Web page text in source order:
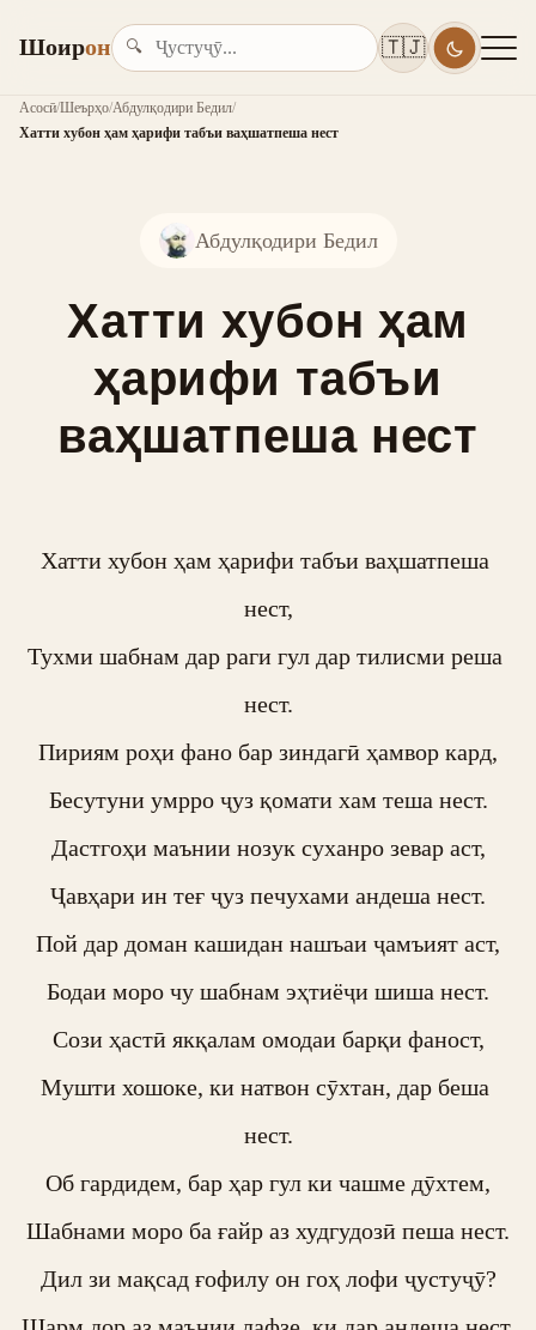
Шоирон 🔍 🇹🇯
Асосӣ/Шеърҳо/Абдулқодири Бедил/
Хатти хубон ҳам ҳарифи табъи ваҳшатпеша нест
Абдулқодири Бедил
Хатти хубон ҳам
ҳарифи табъи
ваҳшатпеша нест
Хатти хубон ҳам ҳарифи табъи ваҳшатпеша
нест,
Тухми шабнам дар раги гул дар тилисми реша
нест.
Пириям роҳи фано бар зиндагӣ ҳамвор кард,
Бесутуни умрро ҷуз қомати хам теша нест.
Дастгоҳи маънии нозук суханро зевар аст,
Ҷавҳари ин теғ ҷуз печухами андеша нест.
Пой дар доман кашидан нашъаи ҷамъият аст,
Бодаи моро чу шабнам эҳтиёҷи шиша нест.
Сози ҳастӣ якқалам омодаи барқи фаност,
Мушти хошоке, ки натвон сӯхтан, дар беша
нест.
Об гардидем, бар ҳар гул ки чашме дӯхтем,
Шабнами моро ба ғайр аз худгудозӣ пеша нест.
Дил зи мақсад ғофилу он гоҳ лофи ҷустуҷӯ?